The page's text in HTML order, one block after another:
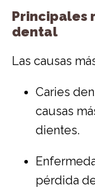
Principales
dental
Las causas
Caries
causas
dientes.
pérdida